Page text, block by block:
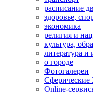
расписание
здоровье,
экономика
религия и
культура,
литература и
о городе
Фотогалереи
Сферические
Online-